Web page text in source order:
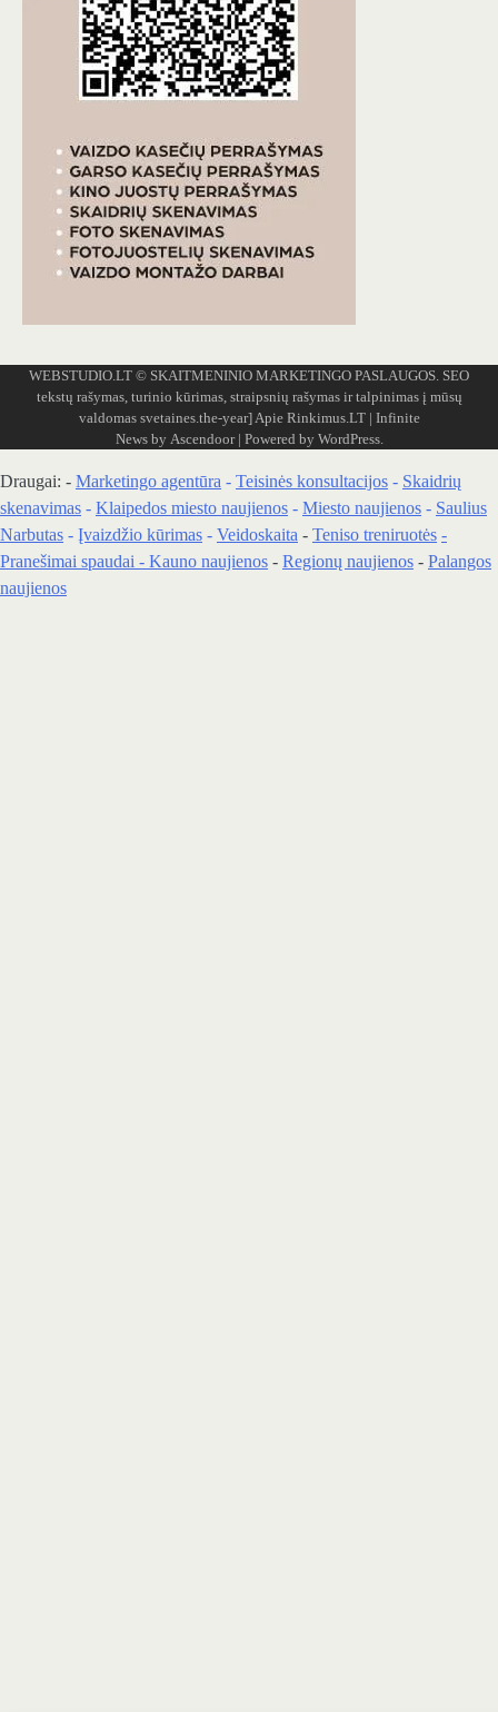
WEBSTUDIO.LT © SKAITMENINIO MARKETINGO PASLAUGOS. SEO
tekstų rašymas, turinio kūrimas, straipsnių rašymas ir talpinimas į mūsų
valdomas svetaines.the-year]Apie Rinkimus.LT| Infinite
News by Ascendoor| Powered by WordPress.
Draugai: - Marketingo agentūra - Teisinės konsultacijos - Skaidrių
skenavimas - Klaipedos miesto naujienos - Miesto naujienos - Saulius
Narbutas - Įvaizdžio kūrimas - Veidoskaita - Teniso treniruotės -
Pranešimai spaudai - Kauno naujienos - Regionų naujienos - Palangos
naujienos